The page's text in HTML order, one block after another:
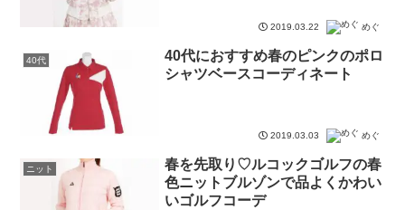
2019.03.22 めぐ
40代
40代におすすめ春のピンクのポロ
シャツベースコーディネート
2019.03.03 めぐ
ニット
春を先取り♡ルコックゴルフの春
色ニットブルゾンで品よくかわい
いゴルフコーデ